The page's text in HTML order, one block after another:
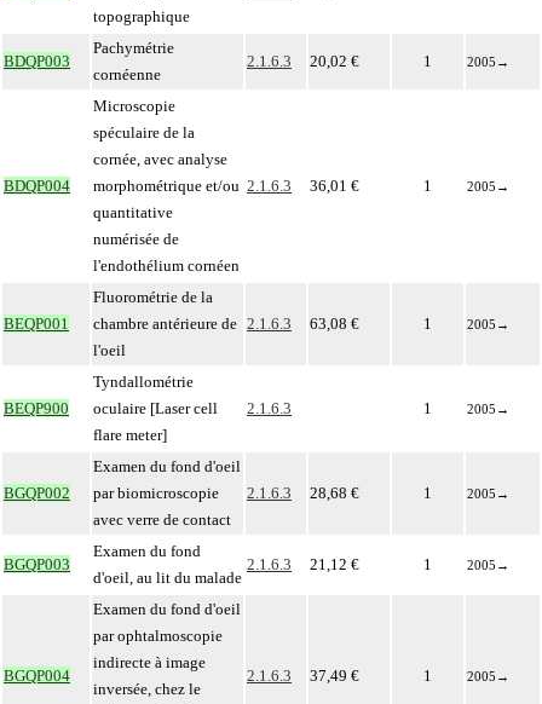
topographique
BDQP003
Pachymétrie
cornéenne
2.1.6.3 20,02 € 1 2005 →
BDQP004
Microscopie
spéculaire de la
cornée, avec analyse
morphométrique et/ou
quantitative
numérisée de
l'endothélium cornéen
2.1.6.3 36,01 € 1 2005 →
BEQP001
Fluorométrie de la
chambre antérieure de
l'oeil
2.1.6.3 63,08 € 1 2005 →
BEQP900
Tyndallométrie
oculaire [Laser cell
flare meter]
2.1.6.3 1 2005 →
BGQP002
Examen du fond d'oeil
par biomicroscopie
avec verre de contact
2.1.6.3 28,68 € 1 2005 →
BGQP003
Examen du fond
d'oeil, au lit du malade
2.1.6.3 21,12 € 1 2005 →
BGQP004
Examen du fond d'oeil
par ophtalmoscopie
indirecte à image
inversée, chez le
2.1.6.3 37,49 € 1 2005 →